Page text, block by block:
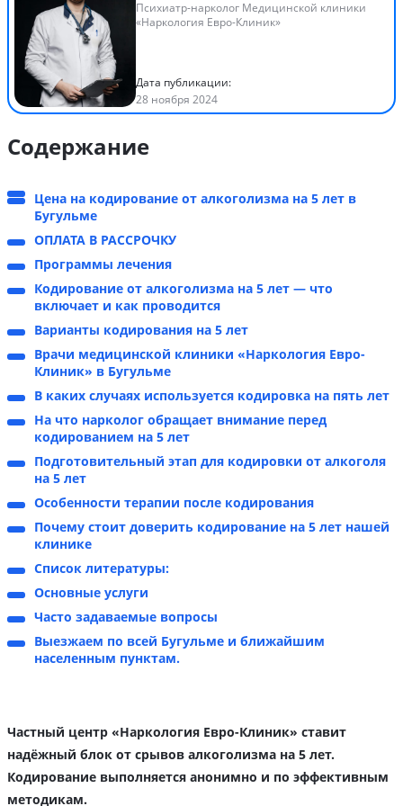
Психиатр-нарколог Медицинской клиники
«Наркология Евро-Клиник»
Дата публикации:
28 ноября 2024
Содержание
Цена на кодирование от алкоголизма на 5 лет в
Бугульме
ОПЛАТА В РАССРОЧКУ
Программы лечения
Кодирование от алкоголизма на 5 лет — что
включает и как проводится
Варианты кодирования на 5 лет
Врачи медицинской клиники «Наркология Евро-
Клиник» в Бугульме
В каких случаях используется кодировка на пять лет
На что нарколог обращает внимание перед
кодированием на 5 лет
Подготовительный этап для кодировки от алкоголя
на 5 лет
Особенности терапии после кодирования
Почему стоит доверить кодирование на 5 лет нашей
клинике
Список литературы:
Основные услуги
Часто задаваемые вопросы
Выезжаем по всей Бугульме и ближайшим
населенным пунктам.
Частный центр «Наркология Евро-Клиник» ставит
надёжный блок от срывов алкоголизма на 5 лет.
Кодирование выполняется анонимно и по эффективным
методикам.